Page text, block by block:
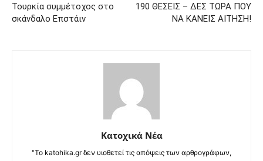
Τουρκία συμμέτοχος στο
σκάνδαλο Επστάιν
190 ΘΕΣΕΙΣ – ΔΕΣ ΤΩΡΑ ΠΟΥ
ΝΑ ΚΑΝΕΙΣ ΑΙΤΗΣΗ!
Κατοχικά Νέα
"Το katohika.gr δεν υιοθετεί τις απόψεις των αρθρογράφων,